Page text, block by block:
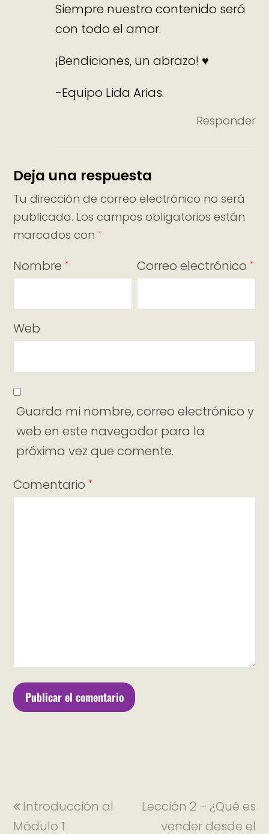
Siempre nuestro contenido será
con todo el amor.
¡Bendiciones, un abrazo! ♥
-Equipo Lida Arias.
Responder
Deja una respuesta
Tu dirección de correo electrónico no será
publicada. Los campos obligatorios están
marcados con *
Nombre * Correo electrónico *
Web
Guarda mi nombre, correo electrónico y
web en este navegador para la
próxima vez que comente.
Comentario *
Introducción al
Módulo 1
Lección 2 – ¿Qué es
vender desde el